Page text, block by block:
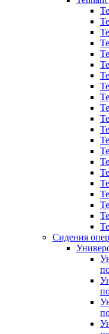
Сидения